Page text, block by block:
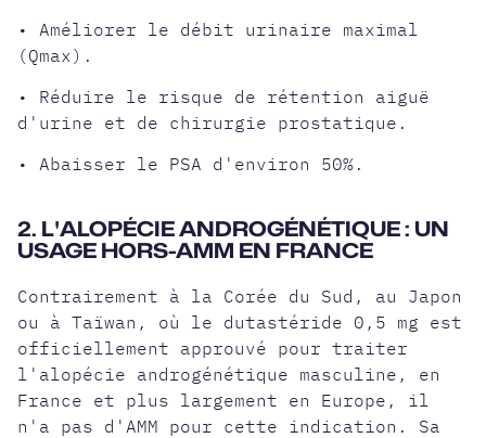
• Améliorer le débit urinaire maximal
(Qmax).
• Réduire le risque de rétention aiguë
d'urine et de chirurgie prostatique.
• Abaisser le PSA d'environ 50%.
2. L'ALOPÉCIE ANDROGÉNÉTIQUE : UN
USAGE HORS-AMM EN FRANCE
Contrairement à la Corée du Sud, au Japon
ou à Taïwan, où le dutastéride 0,5 mg est
officiellement approuvé pour traiter
l'alopécie androgénétique masculine, en
France et plus largement en Europe, il
n'a pas d'AMM pour cette indication. Sa